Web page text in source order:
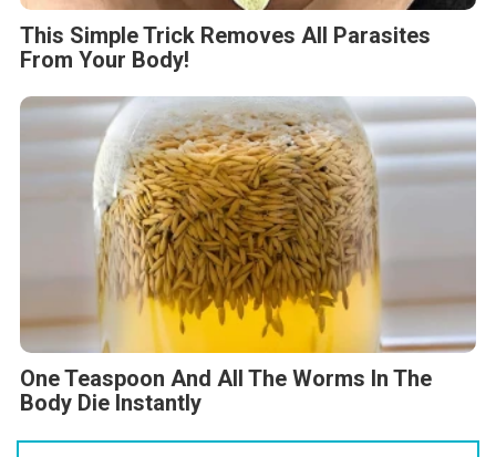
This Simple Trick Removes All Parasites
From Your Body!
One Teaspoon And All The Worms In The
Body Die Instantly